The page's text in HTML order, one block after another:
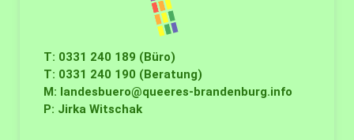
T: 0331 240 189 (Büro)
T: 0331 240 190 (Beratung)
M: landesbuero@queeres-brandenburg.info
P: Jirka Witschak